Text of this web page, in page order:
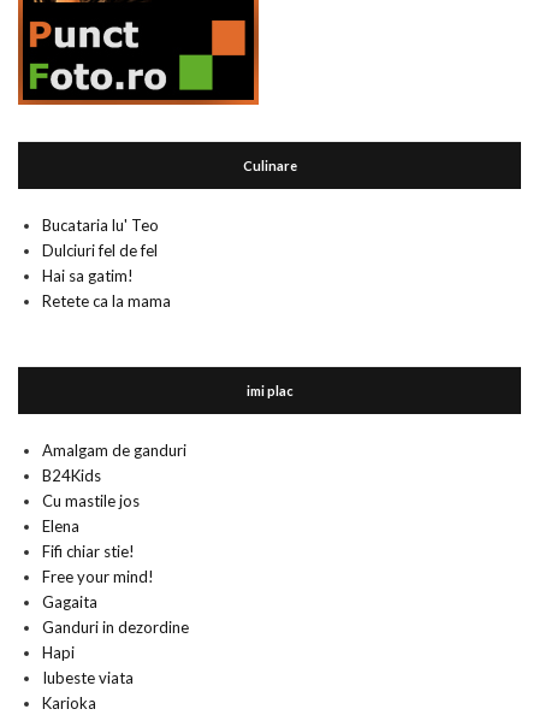
Culinare
Bucataria lu' Teo
Dulciuri fel de fel
Hai sa gatim!
Retete ca la mama
imi plac
Amalgam de ganduri
B24Kids
Cu mastile jos
Elena
Fifi chiar stie!
Free your mind!
Gagaita
Ganduri in dezordine
Hapi
Iubeste viata
Karioka